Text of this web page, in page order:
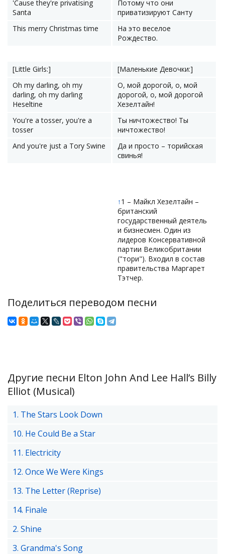
'Cause they're privatising
Santa
Потому что они
приватизируют Санту
This merry Christmas time
На это веселое
Рождество.
[Little Girls:]
[Маленькие Девочки:]
Oh my darling, oh my
darling, oh my darling
Heseltine
О, мой дорогой, о, мой
дорогой, о, мой дорогой
Хезелтайн!
You're a tosser, you're a
tosser
Ты ничтожество! Ты
ничтожество!
And you're just a Tory Swine
Да и просто – торийская
свинья!
↑1 – Майкл Хезелтайн –
британский
государственный деятель
и бизнесмен. Один из
лидеров Консервативной
партии Великобритании
("тори"). Входил в состав
правительства Маргарет
Тэтчер.
Поделиться переводом песни
Другие песни Elton John And Lee Hall’s Billy
Elliot (Musical)
1. The Stars Look Down
10. He Could Be a Star
11. Electricity
12. Once We Were Kings
13. The Letter (Reprise)
14. Finale
2. Shine
3. Grandma's Song